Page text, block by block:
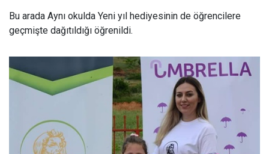
Bu arada Aynı okulda Yeni yıl hediyesinin de öğrencilere
geçmişte dağıtıldığı öğrenildi.